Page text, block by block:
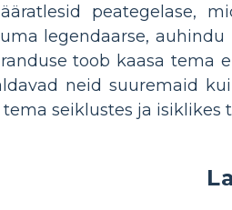
peategelase,
legendaarse,
toob kaasa tema
neid suuremaid
seiklustes ja isiklikes